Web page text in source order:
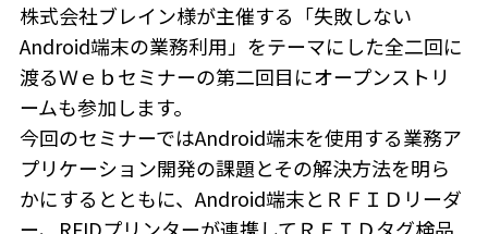
株式会社ブレイン様が主催する「失敗しない
Android端末の業務利用」をテーマにした全二回に
渡るＷｅｂセミナーの第二回目にオープンストリ
ームも参加します。
今回のセミナーではAndroid端末を使用する業務ア
プリケーション開発の課題とその解決方法を明ら
かにするとともに、Android端末とＲＦＩＤリーダ